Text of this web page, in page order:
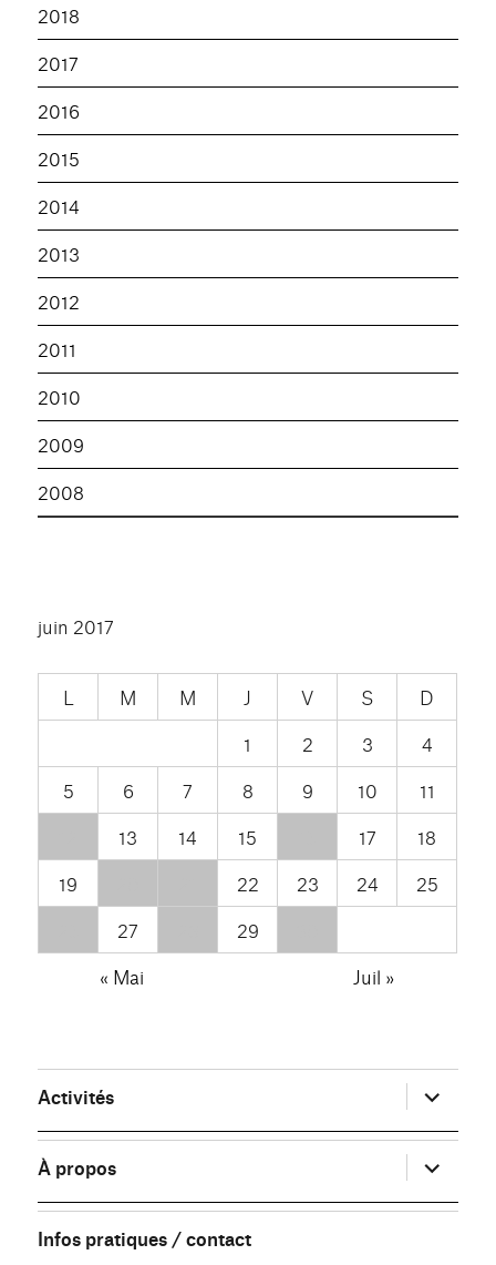
2018
2017
2016
2015
2014
2013
2012
2011
2010
2009
2008
juin 2017
L M M J V S
D
1
2 3
4
5
6 7 8 9 10
11
13 14 15 17
18
19
22 23 24
25
27 29
« Mai
Juil »
Activités ouvrir
le
sous-
menu
À propos
ouvrir
le
sous-
menu
Infos pratiques / contact